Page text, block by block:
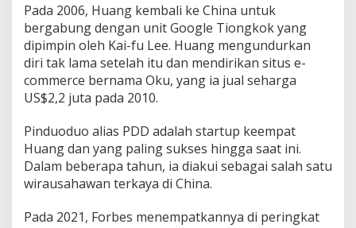
Pada 2006, Huang kembali ke China untuk
bergabung dengan unit Google Tiongkok yang
dipimpin oleh Kai-fu Lee. Huang mengundurkan
diri tak lama setelah itu dan mendirikan situs e-
commerce bernama Oku, yang ia jual seharga
US$2,2 juta pada 2010.
Pinduoduo alias PDD adalah startup keempat
Huang dan yang paling sukses hingga saat ini.
Dalam beberapa tahun, ia diakui sebagai salah satu
wirausahawan terkaya di China.
Pada 2021, Forbes menempatkannya di peringkat